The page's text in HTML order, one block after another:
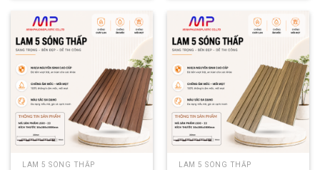
LAM 5 SÓNG THẤP LAM 5 SÓNG THẤP